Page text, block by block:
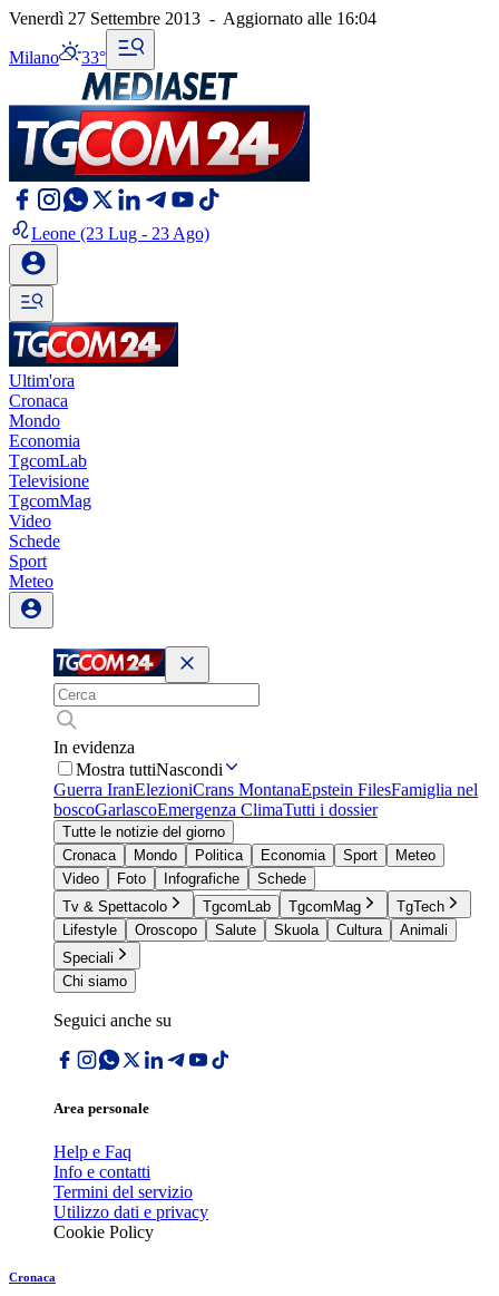
Venerdì 27 Settembre 2013 - Aggiornato alle 16:04
Milano 33°
Leone (23 Lug - 23 Ago)
Ultim'ora
Cronaca
Mondo
Economia
TgcomLab
Televisione
TgcomMag
Video
Schede
Sport
Meteo
In evidenza
Mostra tuttiNascondi
Guerra IranElezioniCrans MontanaEpstein FilesFamiglia nel
boscoGarlascoEmergenza ClimaTutti i dossier
Tutte le notizie del giorno
Cronaca
Mondo Politica Economia Sport
Meteo
Video
Foto Infografiche
Schede
Tv & Spettacolo
TgcomLab TgcomMag
TgTech
Lifestyle
Oroscopo Salute Skuola Cultura
Animali
Speciali
Chi siamo
Seguici anche su
Area personale
Help e Faq
Info e contatti
Termini del servizio
Utilizzo dati e privacy
Cookie Policy
Cronaca